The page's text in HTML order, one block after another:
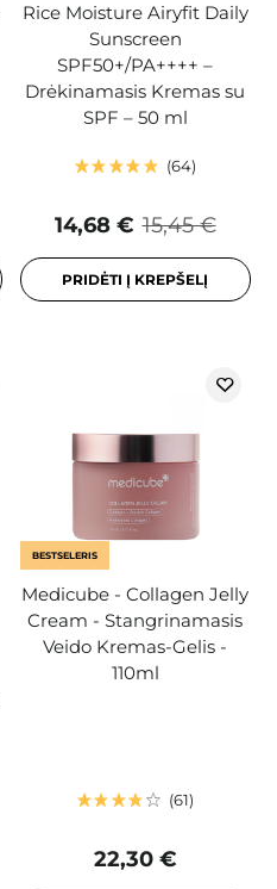
Rice Moisture Airyfit Daily
Sunscreen
SPF50+/PA++++ –
Drėkinamasis Kremas su
SPF – 50 ml
64
15,45 €
14,68 €
PRIDĖTI Į KREPŠELĮ
BESTSELERIS
Medicube - Collagen Jelly
Cream - Stangrinamasis
Veido Kremas-Gelis -
110ml
61
22,30 €